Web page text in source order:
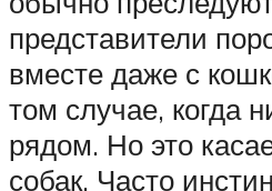
представители
вместе даже с
том случае, когда
рядом. Но это
собак. Часто